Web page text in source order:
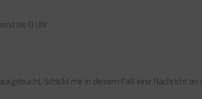
bis 0 Uhr
Schickt mir in diesem Fall eine Nachricht